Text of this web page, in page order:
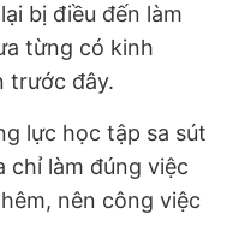
bị điều đến làm
từng có kinh
trước đây.
lực học tập sa sút
chỉ làm đúng việc
nên công việc